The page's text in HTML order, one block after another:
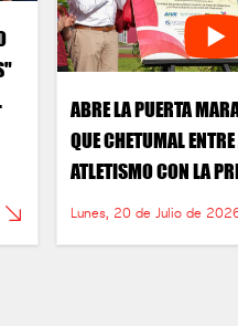
ABRE LA PUERTA
QUE CHETUMAL
ATLETISMO CON LA
CON CERTIFICACIÓN
Lunes, 20 de Julio de